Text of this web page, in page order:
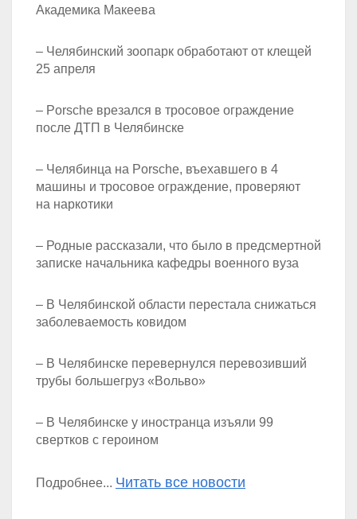
Академика Макеева
– Челябинский зоопарк обработают от клещей
25 апреля
– Porsche врезался в тросовое ограждение
после ДТП в Челябинске
– Челябинца на Porsche, въехавшего в 4
машины и тросовое ограждение, проверяют
на наркотики
– Родные рассказали, что было в предсмертной
записке начальника кафедры военного вуза
– В Челябинской области перестала снижаться
заболеваемость ковидом
– В Челябинске перевернулся перевозивший
трубы большегруз «Вольво»
– В Челябинске у иностранца изъяли 99
свертков с героином
Подробнее... Читать все новости